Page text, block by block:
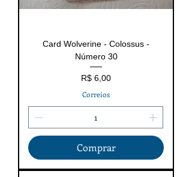
Card Wolverine - Colossus -
Número 30
Preço
R$ 6,00
Correios
Comprar